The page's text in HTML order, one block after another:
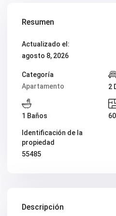
V1980
V2023
V2024
V2037
V2039
V2043
V2045
V2049
V2056B
V2059
V2060
V2100
V2104
Resumen
Actualizado el:
agosto 8, 2026
Categoría
Apartamento
2
1 Baños
Identificación de la
propiedad
55485
Descripción